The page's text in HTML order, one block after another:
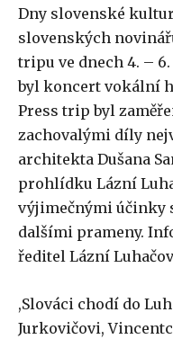
Dny slovenské
slovenských
tripu ve dnech 4. – 6.
byl koncert vokální
Press trip byl
zachovalými díly
architekta Dušana
prohlídku Lázní
výjimečnými účinky
dalšími prameny.
ředitel Lázní
,Slováci chodí do
Jurkovičovi,